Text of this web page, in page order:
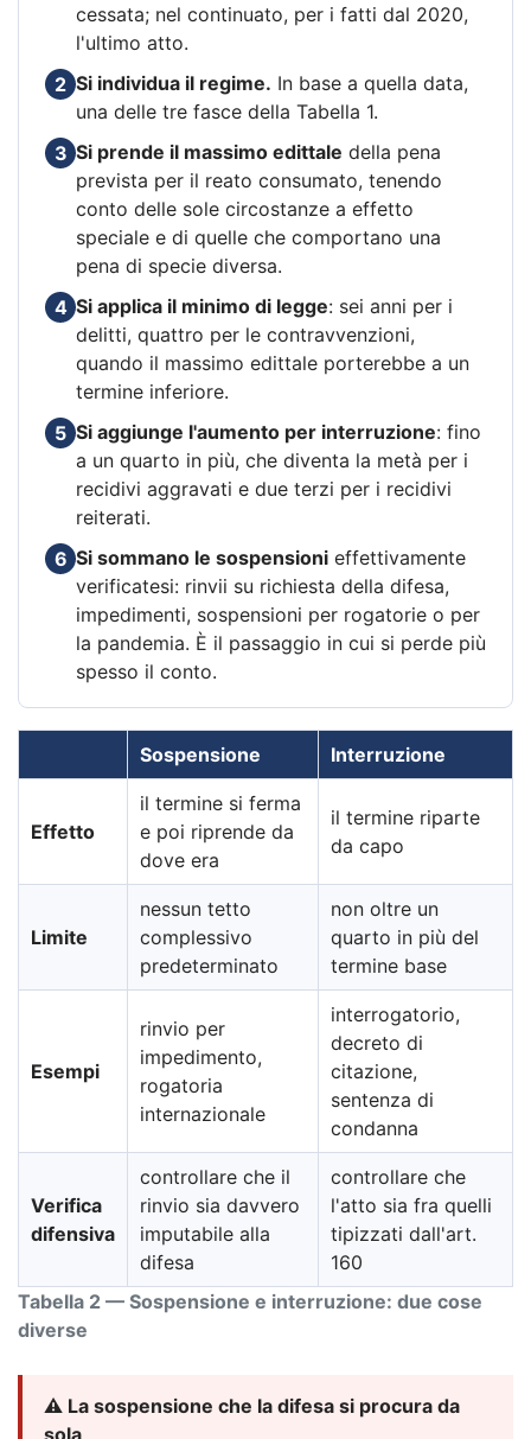
cessata; nel continuato, per i fatti dal 2020,
l'ultimo atto.
2 Si individua il regime. In base a quella data,
una delle tre fasce della Tabella 1.
3 Si prende il massimo edittale della pena
prevista per il reato consumato, tenendo
conto delle sole circostanze a effetto
speciale e di quelle che comportano una
pena di specie diversa.
4 Si applica il minimo di legge: sei anni per i
delitti, quattro per le contravvenzioni,
quando il massimo edittale porterebbe a un
termine inferiore.
5 Si aggiunge l'aumento per interruzione: fino
a un quarto in più, che diventa la metà per i
recidivi aggravati e due terzi per i recidivi
reiterati.
6 Si sommano le sospensioni effettivamente
verificatesi: rinvii su richiesta della difesa,
impedimenti, sospensioni per rogatorie o per
la pandemia. È il passaggio in cui si perde più
spesso il conto.
Tabella 2 — Sospensione e interruzione: due cose
diverse
Sospensione Interruzione
Effetto
il termine si ferma
e poi riprende da
dove era
il termine riparte
da capo
Limite
nessun tetto
complessivo
predeterminato
non oltre un
quarto in più del
termine base
Esempi
rinvio per
impedimento,
rogatoria
internazionale
interrogatorio,
decreto di
citazione,
sentenza di
condanna
Verifica
difensiva
controllare che il
rinvio sia davvero
imputabile alla
difesa
controllare che
l'atto sia fra quelli
tipizzati dall'art.
160
⚠️ La sospensione che la difesa si procura da
sola